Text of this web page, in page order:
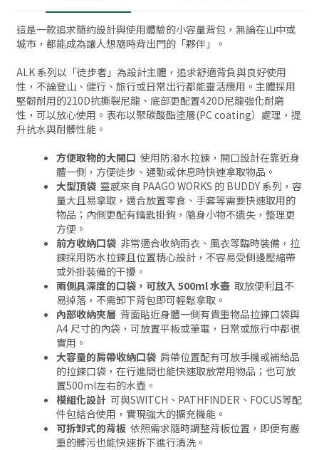
這是一款追求簡約設計與使用體驗的小容量背包，無論在山中或
城市，都能成為讓人想隨時背出門的「夥伴」。
ALK 系列以「徒步者」為設計主體，追求舒適背負與良好使用
性，不論登山、健行、旅行或日常出行都能靈活應用。主體採用
堅韌耐用的210D抗撕裂尼龍、底部更配置420D尼龍強化耐磨
性，可以放心使用。表布以聚碳酸酯塗層(PC coating）處理，提
升抗水與耐髒性能。
方便取物的大開口 使用防潑水拉鍊，開口設計在靠近身
體一側，方便徒步、通勤或休息時快速拿取物品。
大型頂袋 靈感來自 PAAGO WORKS 的 BUDDY 系列，容
量大且易拿取，適合放置零食、手套等需要快速取用的
物品；內側更配有鑰匙掛鉤，隨身小物不遺失，整理更
方便。
前方收納口袋 非常適合收納雨衣、風衣等臨時裝備，拉
鍊採用防水拉鍊且位置精心設計，不容易受側邊壓縮帶
或外掛裝備的干擾。
兩側具深度的口袋，可放入 500ml 水壺 取放便利且不
易掉落，不需卸下背包即可輕鬆拿取。
內部收納夾層 背面貼近身體一側有貴重物品拉鍊口袋與
A4 尺寸的內袋，可放置平板或筆電，日常或旅行中都很
實用。
大容量的肩帶收納口袋 肩帶位置配有可放手機或補給品
的拉鍊口袋，在行進間也能快速取放常用物品；也可放
置500ml左右的水壺。
模組化設計 可與SWITCH、PATHFINDER、FOCUS等配
件包結合使用，實現強大的擴充機能。
可拆卸式的背板 依照需求隨時調整背板位置，即便有嚴
重的髒污也能快速拆下進行清洗。